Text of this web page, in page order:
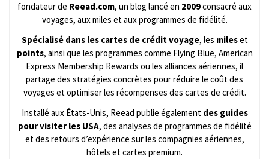
fondateur de Reead.com, un blog lancé en 2009consacré aux
voyages, aux miles et aux programmes de fidélité.
Spécialisé dans les cartes de crédit voyage, les mileset
points, ainsi que les programmes comme Flying Blue, American
Express Membership Rewards ou les alliances aériennes, il
partage des stratégies concrètes pour réduire le coût des
voyages et optimiser les récompenses des cartes de crédit.
Installé aux États-Unis, Reead publie également des guides
pour visiter les USA, des analyses de programmes de fidélité
et des retours d’expérience sur les compagnies aériennes,
hôtels et cartes premium.